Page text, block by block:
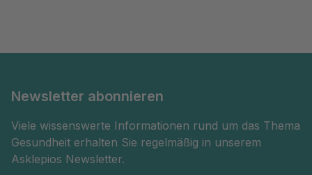
Newsletter abonnieren
Viele wissenswerte Informationen rund um das Thema
Gesundheit erhalten Sie regelmäßig in unserem
Asklepios Newsletter.